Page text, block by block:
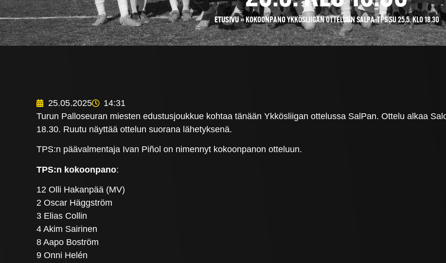
ETUSIVU» KOKOONPANO YKKÖSLIIGAN OTTELUUN SALPA–TPS SU 25.5. KLO 18.30
25.05.2025
14:31
Turun Palloseuran miesten edustusjoukkue kohtaa tänään Ykkösliigan ottelussa SalPan. Ottelu alkaa
18.30. Ruutu näyttää ottelun suorana lähetyksenä.
TPS:n päävalmentaja Ivan Piñol on nimennyt kokoonpanon otteluun.
TPS:n kokoonpano:
12 Olli Hakanpää (MV)
2 Oscar Häggström
3 Elias Collin
4 Akim Sairinen
8 Aapo Boström
9 Onni Helén